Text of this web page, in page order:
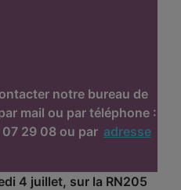
notre bureau de
mail ou par téléphone :
07 29 08 ou par adresse
4 juillet, sur la RN205